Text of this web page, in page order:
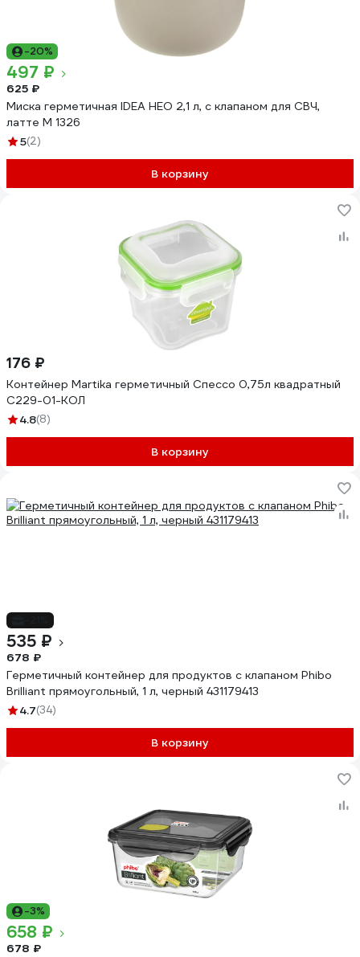
-20%
497 ₽
625 ₽
Миска герметичная IDEA НЕО 2,1 л, с клапаном для СВЧ,
латте М 1326
5(2)
В корзину
176 ₽
Контейнер Martika герметичный Спессо 0,75л квадратный
С229-01-КОЛ
4.8(8)
В корзину
535 ₽
678 ₽
Герметичный контейнер для продуктов с клапаном Phibo
Brilliant прямоугольный, 1 л, черный 431179413
4.7(34)
В корзину
-3%
658 ₽
678 ₽